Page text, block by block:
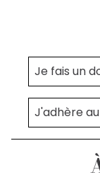
Je fais un
J'adhère